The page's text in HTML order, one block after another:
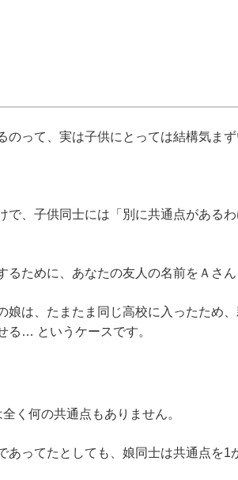
のって、実は子供にとっては結構気まず
で、子供同士には「別に共通点がある
るために、あなたの友人の名前をＡさん
娘は、たまたま同じ高校に入ったため
る… というケースです。
く何の共通点もありません。
あってたとしても、娘同士は共通点を1